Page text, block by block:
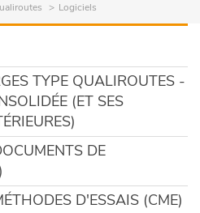
Logiciels
TYPE QUALIROUTES -
(ET SES
DE
D'ESSAIS (CME)